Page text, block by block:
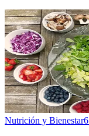
Nutrición y Bienestar6